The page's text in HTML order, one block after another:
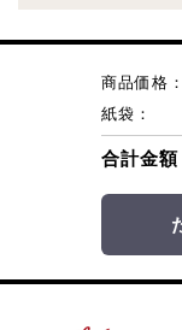
商品価格：
紙袋：
合計金額